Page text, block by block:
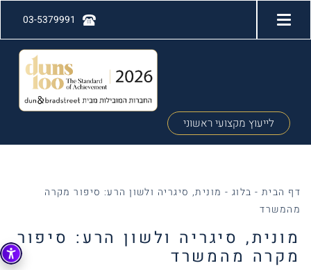
03-5379991
לייעוץ מקצועי ראשוני
דף הבית - בלוג - מונית, סיגריה ולשון הרע: סיפור מקרה
מהמשרד
מונית, סיגריה ולשון הרע: סיפור
מקרה מהמשרד